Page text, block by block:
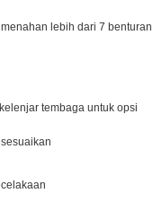
lebih dari 7 benturan
tembaga untuk opsi